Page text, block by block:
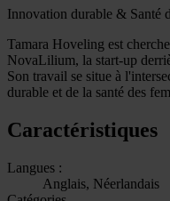
Innovation durable & Santé
Tamara Hoveling est
NovaLilium, la start-up
Son travail se situe à
durable et de la santé des
Caractéristiques
Langues :
Anglais, Néerlandais